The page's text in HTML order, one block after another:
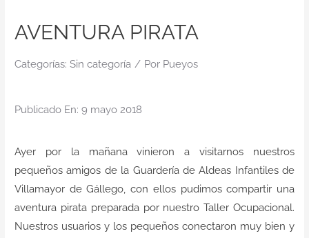
Apoyo personal y familiar
DisArte
Contacto
AVENTURA PIRATA
Categorías: Sin categoría / Por Pueyos
Publicado En: 9 mayo 2018
Ayer por la mañana vinieron a visitarnos nuestros
pequeños amigos de la Guardería de Aldeas Infantiles de
Villamayor de Gállego, con ellos pudimos compartir una
aventura pirata preparada por nuestro Taller Ocupacional.
Nuestros usuarios y los pequeños conectaron muy bien y